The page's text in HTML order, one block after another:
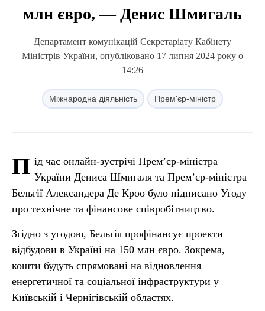
млн євро, — Денис Шмигаль
Департамент комунікацій Секретаріату Кабінету
Міністрів України, опубліковано 17 липня 2024 року о
14:26
Міжнародна діяльність Прем'єр-міністр
П ід час онлайн-зустрічі Прем’єр-міністра
України Дениса Шмигаля та Прем’єр-міністра
Бельгії Александера Де Кроо було підписано Угоду
про технічне та фінансове співробітництво.
Згідно з угодою, Бельгія профінансує проекти
відбудови в Україні на 150 млн євро. Зокрема,
кошти будуть спрямовані на відновлення
енергетичної та соціальної інфраструктури у
Київській і Чернігівській областях.